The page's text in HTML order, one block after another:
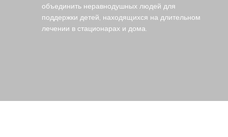
объединить неравнодушных людей для
поддержки детей, находящихся на длительном
лечении в стационарах и дома.